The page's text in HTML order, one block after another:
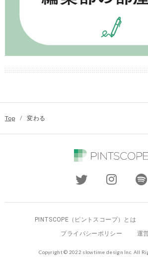
Top / 変わる
PINTSCOPE（ピントスコープ）とは
プライバシーポリシー
運
Copyright © 2022 slowtime design Inc. All